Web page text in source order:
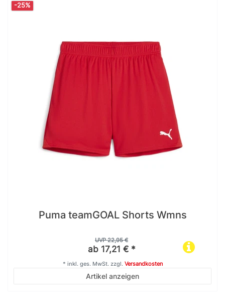
-25%
Puma teamGOAL Shorts Wmns
UVP 22,95 €
ab 17,21 € *
Artikel anzeigen
* inkl. ges. MwSt.zzgl. Versandkosten